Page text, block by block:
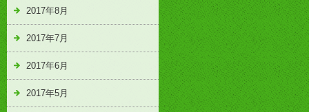
2017年8月
2017年7月
2017年6月
2017年5月